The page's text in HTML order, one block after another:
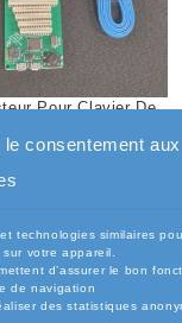
le consentement aux
technologies similaires
votre appareil.
d’assurer le bon
de navigation
des statistiques
Pour Clavier De